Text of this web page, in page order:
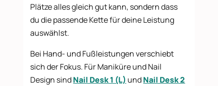
Plätze alles gleich gut kann, sondern dass
du die passende Kette für deine Leistung
auswählst.
Bei Hand- und Fußleistungen verschiebt
sich der Fokus. Für Maniküre und Nail
Design sindNail Desk 1 (L) undNail Desk 2